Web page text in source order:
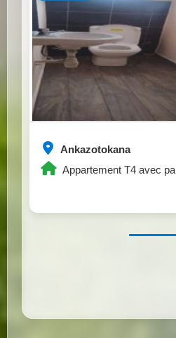
Ankazotokana
Appartement T4 avec